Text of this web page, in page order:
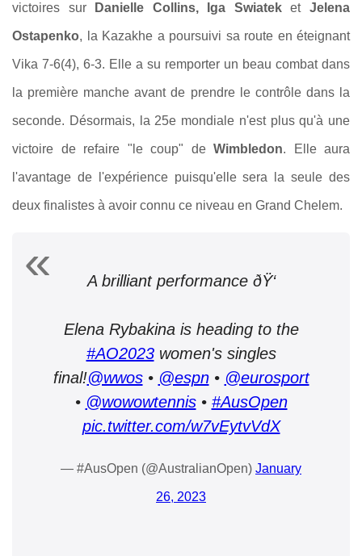
victoires sur Danielle Collins, Iga SwiateketJelena
Ostapenko, la Kazakhe a poursuivi sa route en éteignant
Vika 7-6(4), 6-3. Elle a su remporter un beau combat dans
la première manche avant de prendre le contrôle dans la
seconde. Désormais, la 25e mondiale n'est plus qu'à une
victoire de refaire "le coup" de Wimbledon. Elle aura
l'avantage de l'expérience puisqu'elle sera la seule des
deux finalistes à avoir connu ce niveau en Grand Chelem.
A brilliant performance ðŸ‘
Elena Rybakina is heading to the
#AO2023women's singles
final!@wwos• @espn• @eurosport
• @wowowtennis• #AusOpen
pic.twitter.com/w7vEytvVdX
— #AusOpen (@AustralianOpen) January
26, 2023